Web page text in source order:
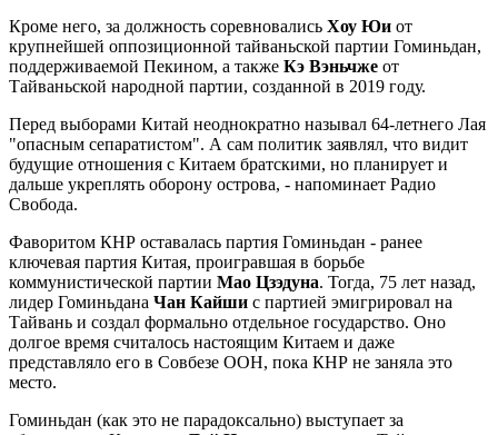
Кроме него, за должность соревновались Хоу Юи от
крупнейшей оппозиционной тайваньской партии Гоминьдан,
поддерживаемой Пекином, а также Кэ Вэньчже от
Тайваньской народной партии, созданной в 2019 году.
Перед выборами Китай неоднократно называл 64-летнего Лая
"опасным сепаратистом". А сам политик заявлял, что видит
будущие отношения с Китаем братскими, но планирует и
дальше укреплять оборону острова, - напоминает Радио
Свобода.
Фаворитом КНР оставалась партия Гоминьдан - ранее
ключевая партия Китая, проигравшая в борьбе
коммунистической партии Мао Цзэдуна. Тогда, 75 лет назад,
лидер Гоминьдана Чан Кайши с партией эмигрировал на
Тайвань и создал формально отдельное государство. Оно
долгое время считалось настоящим Китаем и даже
представляло его в Совбезе ООН, пока КНР не заняла это
место.
Гоминьдан (как это не парадоксально) выступает за